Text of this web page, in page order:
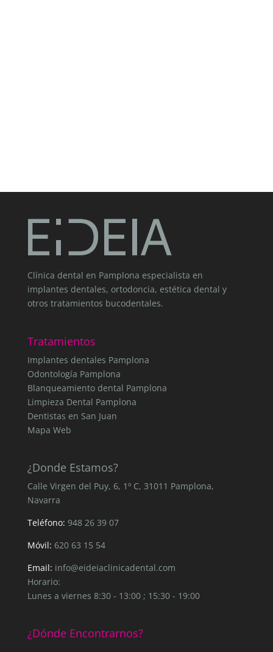
Clínica dental en Pamplona especialista en
implantes dentales, ortodoncia, estética dental y
otros tratamientos bucodentales.
Tratamientos
Implantes dentales Pamplona
Odontología Pamplona
Blanqueamiento dental Pamplona
Limpieza Dental Pamplona
Dentistas en San Juan
Mapa Web
¿Donde Estamos?
Calle Virgen del Puy, 6, 1º C, 31011 Pamplona,
Navarra
Teléfono: 948 26 39 07
Móvil: 620 63 15 54
Email: info@eideiaclinicadental.com
Horario:
Lunes a viernes 8:30 - 13:00 ; 15:30 - 19:00
¿Dónde Encontrarnos?